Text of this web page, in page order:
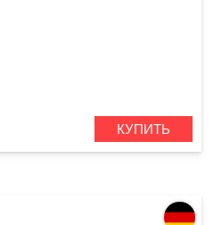
КУПИТЬ